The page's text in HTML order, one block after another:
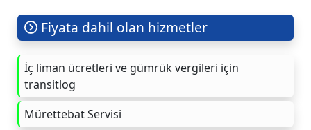
Fiyata dahil olan hizmetler
İç liman ücretleri ve gümrük vergileri için
transitlog
Mürettebat Servisi